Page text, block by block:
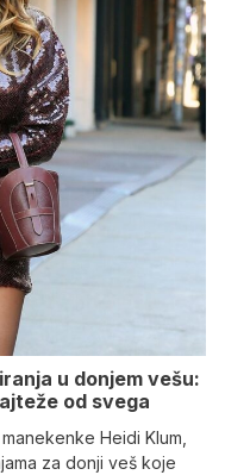
u donjem vešu:
od svega
Heidi Klum,
za donji veš koje